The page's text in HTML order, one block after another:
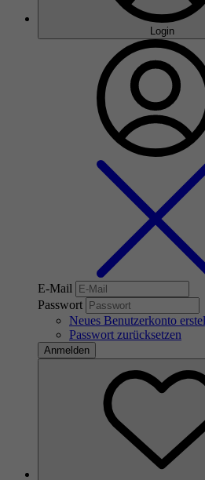
Login
E-Mail
Passwort
Neues Benutzerkonto
Passwort zurücksetzen
Anmelden